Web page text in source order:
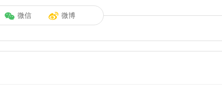
微信 微博